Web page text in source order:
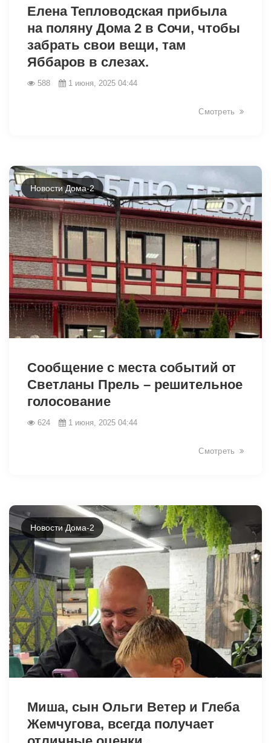
Елена Тепловодская прибыла
на поляну Дома 2 в Сочи, чтобы
забрать свои вещи, там
Яббаров в слезах.
588 1 июня, 2025 04:44
Смотреть
2043
Новости Дома-2
Сообщение с места событий от
Светланы Прель – решительное
голосование
624 1 июня, 2025 04:44
Смотреть
Новости Дома-2
Миша, сын Ольги Ветер и Глеба
Жемчугова, всегда получает